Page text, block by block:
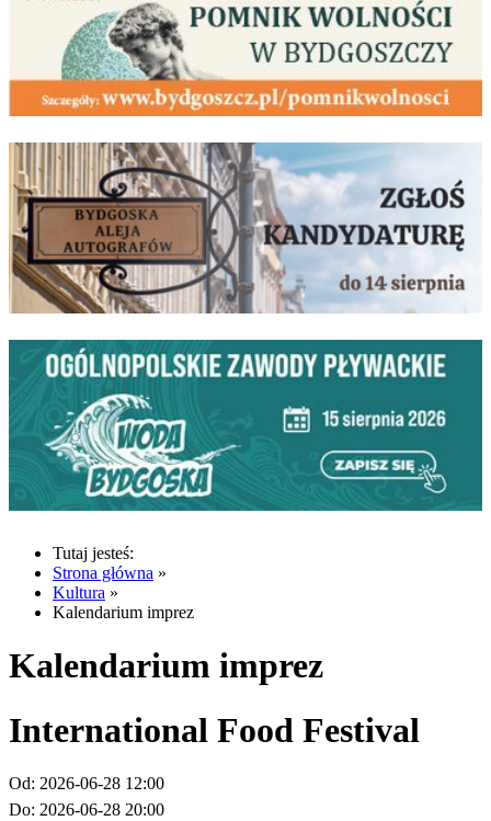
Tutaj jesteś:
Strona główna »
Kultura »
Kalendarium imprez
Kalendarium imprez
International Food Festival
Od: 2026-06-28 12:00
Do: 2026-06-28 20:00